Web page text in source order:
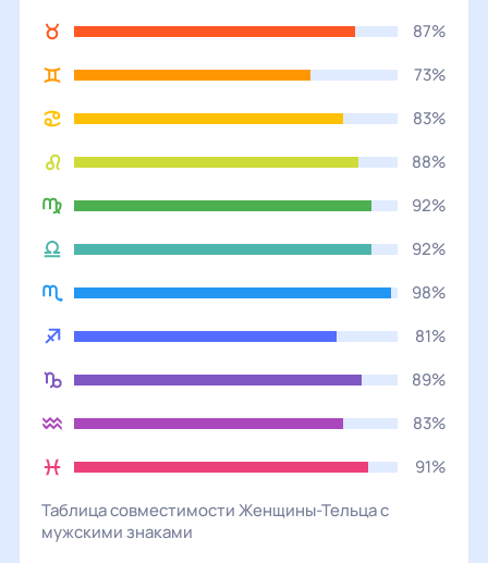
87%
73%
83%
88%
92%
92%
98%
81%
89%
83%
91%
Таблица совместимостиЖенщины-Тельцас
мужскимизнаками